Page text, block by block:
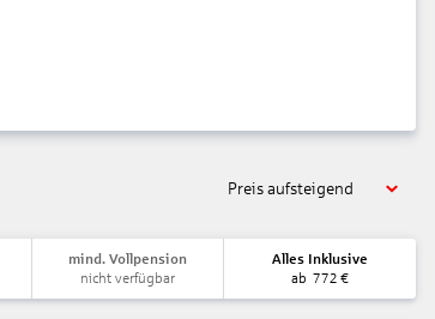
Mietsafe, Minikühlschrank. Neues Bad mit
Mietsafe, Minikühlschrank, großzügiges Bad
Preis aufsteigend
mind. Vollpension
nicht verfügbar
Alles Inklusive
ab 772 €